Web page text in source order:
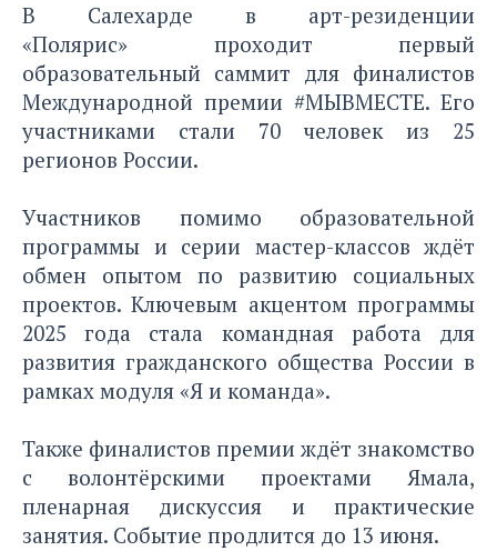
В Салехарде в арт-резиденции
«Полярис» проходит первый
образовательный саммит для финалистов
Международной премии #МЫВМЕСТЕ. Его
участниками стали 70 человек из 25
регионов России.
Участников помимо образовательной
программы и серии мастер-классов ждёт
обмен опытом по развитию социальных
проектов. Ключевым акцентом программы
2025 года стала командная работа для
развития гражданского общества России в
рамках модуля «Я и команда».
Также финалистов премии ждёт знакомство
с волонтёрскими проектами Ямала,
пленарная дискуссия и практические
занятия. Событие продлится до 13 июня.